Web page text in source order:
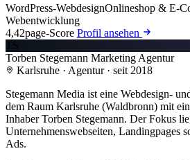
WordPress-WebdesignOnlineshop & E-
Webentwicklung
4,42page-Score Profil ansehen
TS
Torben Stegemann Marketing Agentur
Karlsruhe · Agentur · seit 2018
Stegemann Media ist eine Webdesign-
dem Raum Karlsruhe (Waldbronn) mit
Inhaber Torben Stegemann. Der Fokus
Unternehmenswebseiten, Landingpages
Ads.